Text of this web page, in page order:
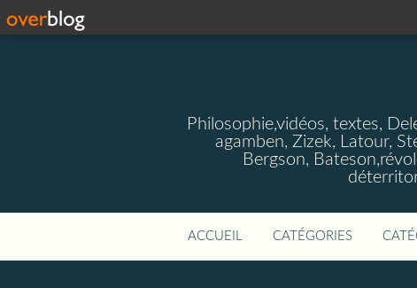
Philosophie,vidéos, textes,
agamben, Zizek, Latour,
Bergson,
ACCUEIL CATÉGORIES